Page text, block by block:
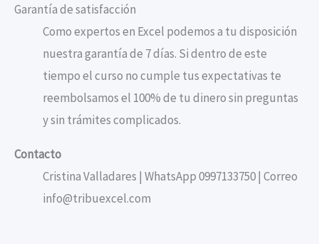
Garantía de satisfacción
Como expertos en Excel podemos a tu disposición
nuestra garantía de 7 días. Si dentro de este
tiempo el curso no cumple tus expectativas te
reembolsamos el 100% de tu dinero sin preguntas
y sin trámites complicados.
Contacto
Cristina Valladares | WhatsApp 0997133750 | Correo
info@tribuexcel.com